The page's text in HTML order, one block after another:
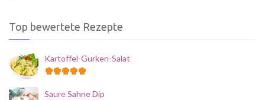
Top bewertete Rezepte
Kartoffel-Gurken-Salat
Saure Sahne Dip